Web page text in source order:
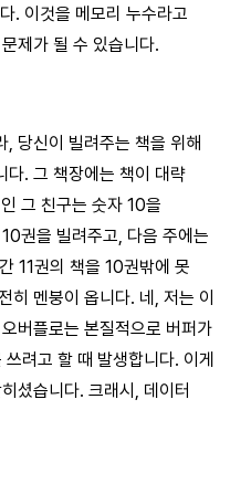
. 이것을 메모리 누수라고
제가 될 수 있습니다.
, 당신이 빌려주는 책을 위해
다. 그 책장에는 책이 대략
그 친구는 숫자 10을
권을 빌려주고, 다음 주에는
11권의 책을 10권밖에 못
히 멘붕이 옵니다. 네, 저는 이
버플로는 본질적으로 버퍼가
려고 할 때 발생합니다. 이게
셨습니다. 크래시, 데이터